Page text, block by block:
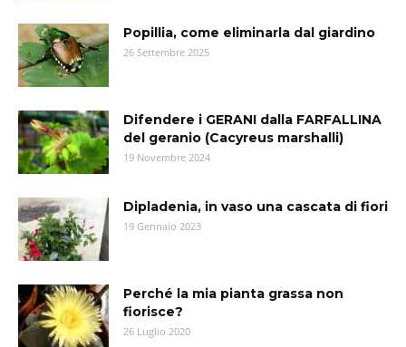
Popillia, come eliminarla dal giardino
26 Settembre 2025
Difendere i GERANI dalla FARFALLINA
del geranio (Cacyreus marshalli)
19 Novembre 2024
Dipladenia, in vaso una cascata di fiori
19 Gennaio 2023
Perché la mia pianta grassa non
fiorisce?
26 Luglio 2020